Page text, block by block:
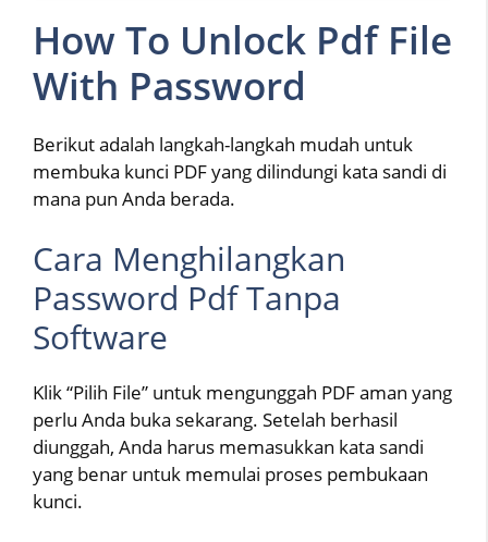
How To Unlock Pdf File
With Password
Berikut adalah langkah-langkah mudah untuk
membuka kunci PDF yang dilindungi kata sandi di
mana pun Anda berada.
Cara Menghilangkan
Password Pdf Tanpa
Software
Klik “Pilih File” untuk mengunggah PDF aman yang
perlu Anda buka sekarang. Setelah berhasil
diunggah, Anda harus memasukkan kata sandi
yang benar untuk memulai proses pembukaan
kunci.